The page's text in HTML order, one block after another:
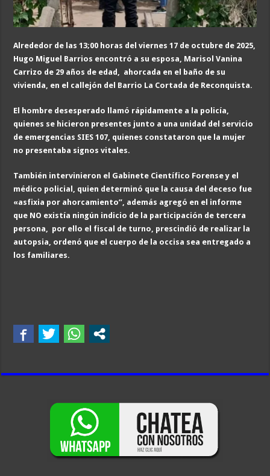
Alrededor de las 13;00 horas del viernes 17 de octubre de 2025,
Hugo Miguel Barrios encontró a su esposa, Marisol Vanina
Carrizo de 29 años de edad, ahorcada en el baño de su
vivienda, en el callejón del Barrio La Cortada de Reconquista.
El hombre desesperado llamó rápidamente a la policía,
quienes se hicieron presentes junto a una unidad del servicio
de emergencias SIES 107, quienes constataron que la mujer
no presentaba signos vitales.
También intervinieron el Gabinete Científico Forense y el
médico policial, quien determinó que la causa del deceso fue
«asfixia por ahorcamiento”, además agregó en el informe
que NO existía ningún indicio de la participación de tercera
persona, por ello el fiscal de turno, prescindió de realizar la
autopsia, ordenó que el cuerpo de la occisa sea entregado a
los familiares.